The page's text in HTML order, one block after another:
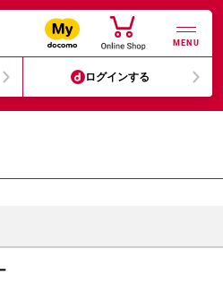
MENU
ログインする